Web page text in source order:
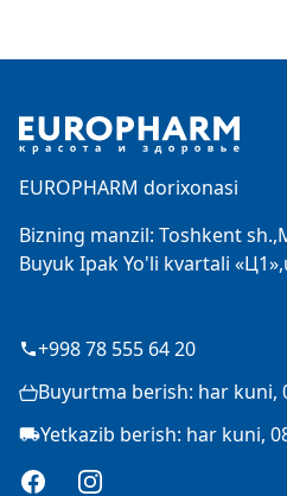
EUROPHARM dorixonasi
Bizning manzil: Toshkent
Buyuk Ipak Yo'li kvartali
+998 78 555 64 20
Buyurtma berish: har kuni,
Yetkazib berish: har kuni,
FacebookInstagram